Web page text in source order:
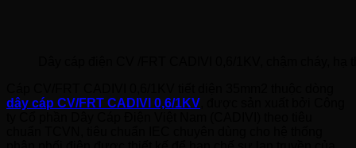
dây cáp CV/FRT CADIVI 0,6/1KV